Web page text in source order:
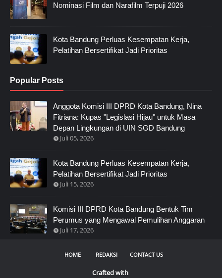
Nominasi Film dan Narafilm Terpuji 2026
Kota Bandung Perluas Kesempatan Kerja,
Pelatihan Bersertifikat Jadi Prioritas
Popular Posts
Anggota Komisi III DPRD Kota Bandung, Nina
Fitriana: Kupas "Legislasi Hijau" untuk Masa
Depan Lingkungan di UIN SGD Bandung
Juli 05, 2026
Kota Bandung Perluas Kesempatan Kerja,
Pelatihan Bersertifikat Jadi Prioritas
Juli 15, 2026
Komisi III DPRD Kota Bandung Bentuk Tim
Perumus yang Mengawal Pemulihan Anggaran
Juli 17, 2026
HOME REDAKSI CONTACT US
Crafted with